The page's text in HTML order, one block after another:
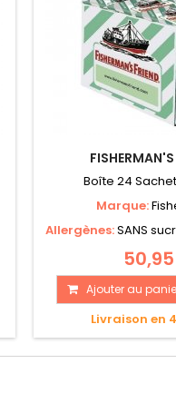
Boîte 24
Marque:
Allergènes:SANS
Ajouter au
Livraison en